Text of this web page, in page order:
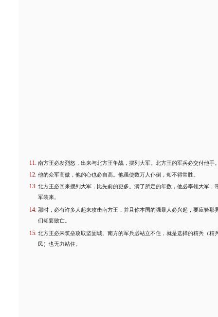
南方王必发烈怒，出来与北方王争战，摆列大军。北方王的军兵必交付他手
他的众军高傲，他的心也必自高。他虽使数万人仆倒，却不得常胜。
北方王必回来摆列大军，比先前的更多。满了所定的年数，他必率领大军，
军装来。
那时，必有许多人起来攻击南方王，并且你本国的强暴人必兴起，要应验那
们却要败亡。
北方王必来筑垒攻取坚固城。南方的军兵必站立不住，就是选择的精兵（精
民）也无力站住。